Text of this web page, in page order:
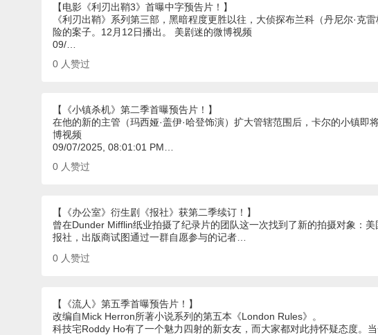
【电影《利刃出鞘3》首曝中字预告片！】
《利刃出鞘》系列第三部，黑暗程度更胜以往，大侦探布兰科（丹尼尔·克
险的案子。12月12日播出。 美剧迷的微博视频
09/…
0 人赞过
【《小镇杀机》第二季首曝预告片！】
在他的新的主管（玛西娅·盖伊·哈登饰演）扩大管辖范围后，卡尔的小镇即
博视频
09/07/2025, 08:01:01 PM…
0 人赞过
【《办公室》衍生剧《报社》获第二季续订！】
曾在Dunder Mifflin纸业拍摄了纪录片的团队这一次找到了新的拍摄对象：
报社，出版商试图通过一群自愿参与的记者…
0 人赞过
【《流人》第五季首曝预告片！】
改编自Mick Herron所著小说系列的第五本《London Rules》。
科技宅Roddy Ho有了一个魅力四射的新女友，而大家都对此持怀疑态度。